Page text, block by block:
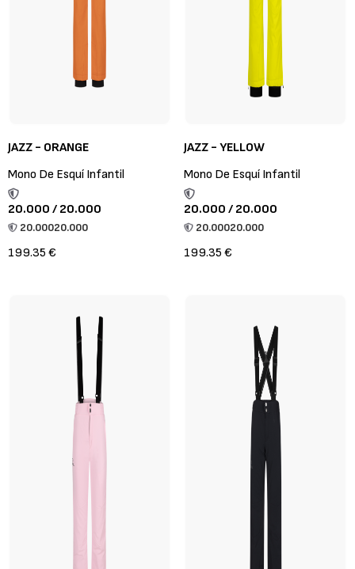
JAZZ - ORANGE
Mono De Esquí Infantil
20.000 / 20.000
20.00020.000
199.35 €
JAZZ - YELLOW
Mono De Esquí Infantil
20.000 / 20.000
20.00020.000
199.35 €